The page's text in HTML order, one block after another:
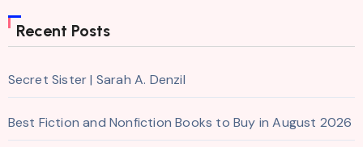
Recent Posts
Secret Sister | Sarah A. Denzil
Best Fiction and Nonfiction Books to Buy in August 2026